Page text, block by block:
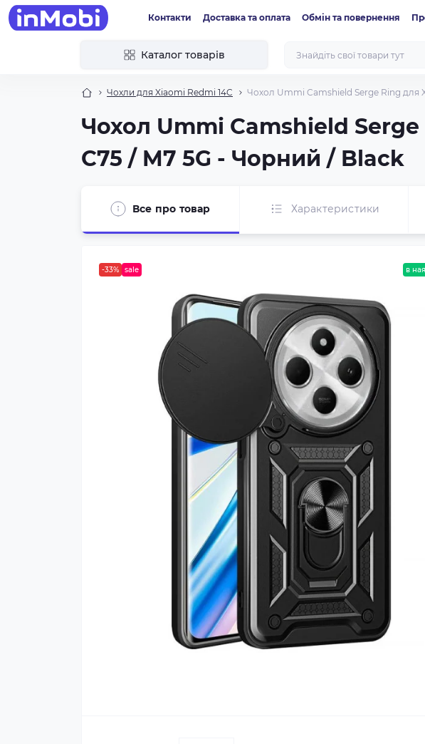
Контакти Доставка та оплата Обмін та повернення
Каталог товарів
Чохли для Xiaomi Redmi 14C Чохол Ummi Camshield Serge Ring для
Чохол Ummi Camshield
C75 / M7 5G - Чорний / Black
Все про товар Характеристики
-33% sale в